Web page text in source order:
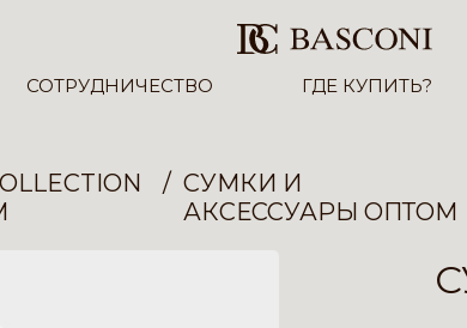
СОТРУДНИЧЕСТВО ГДЕ КУПИТЬ?
СУМКИ И
АКСЕССУАРЫ ОПТОМ